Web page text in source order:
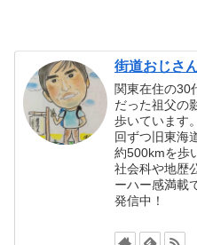
街道おじさ
関東在住の30
だった祖父の
歩いています
回ずつ旧東海
約500kmを歩
社会科や地歴
ーハー感満載
発信中！